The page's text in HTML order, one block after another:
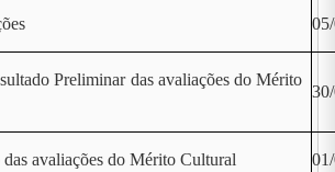
inscrições
Preliminar das avaliações do Mérito
das avaliações do Mérito Cultural